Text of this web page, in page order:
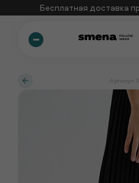
Бесплатная доставка
Артикул: